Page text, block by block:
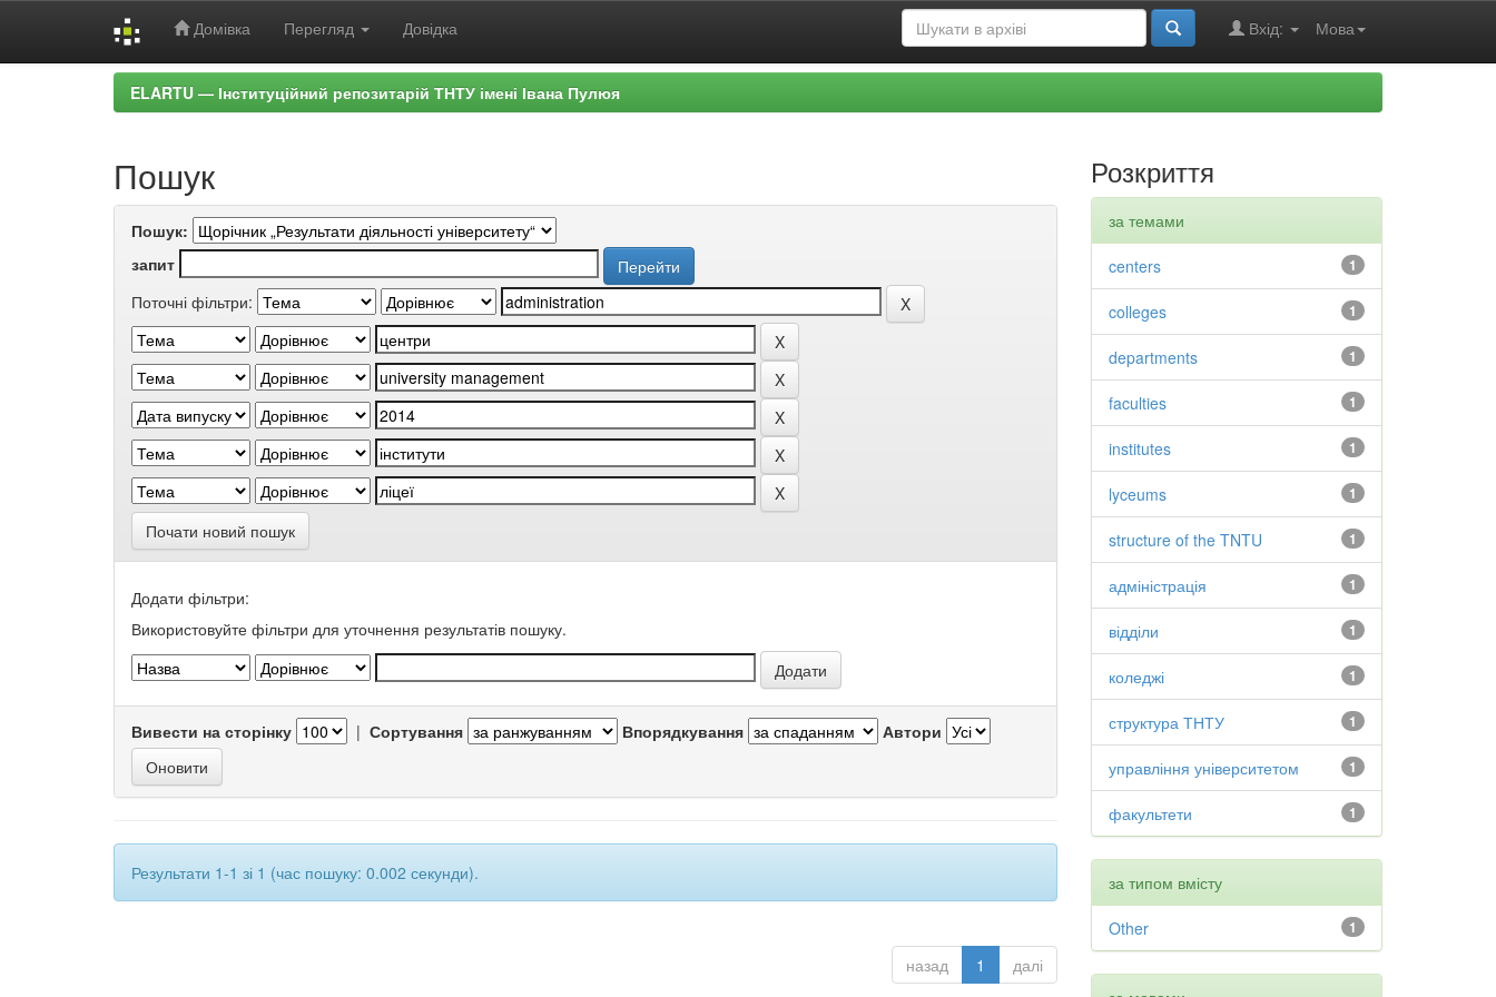
Домівка Перегляд Довідка Мова
Вхід:
ELARTU — Інституційний репозитарій ТНТУ імені Івана Пулюя
Пошук
Пошук:
запит
Поточні фільтри:
Почати новий пошук
Додати фільтри:
Використовуйте фільтри для уточнення результатів пошуку.
Вивести на сторінку | Сортування Впорядкування Автори
Результати 1-1 зі 1 (час пошуку: 0.002 секунди).
назад 1 далі
Розкриття
за темами
1
centers
1
colleges
1
departments
1
faculties
1
institutes
1
lyceums
1
structure of the TNTU
1
адміністрація
1
відділи
1
коледжі
1
структура ТНТУ
1
управління університетом
1
факультети
за типом вмісту
1
Other